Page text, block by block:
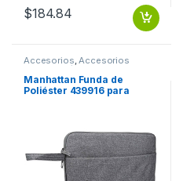
$184.84
Accesorios Accesorios
Notebook / Tablet
Manhattan Funda de
Poliéster 439916 para